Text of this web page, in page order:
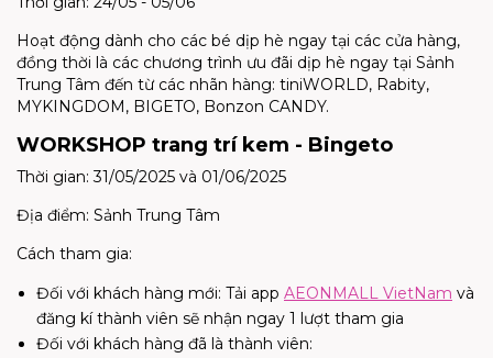
Hoạt động dành cho các bé dịp hè ngay tại các cửa hàng,
đồng thời là các chương trình ưu đãi dịp hè ngay tại Sảnh
Trung Tâm đến từ các nhãn hàng: tiniWORLD, Rabity,
MYKINGDOM, BIGETO, Bonzon CANDY.
WORKSHOP trang trí kem - Bingeto
Thời gian: 31/05/2025 và 01/06/2025
Địa điểm: Sảnh Trung Tâm
Cách tham gia:
Đối với khách hàng mới: Tải app AEONMALL VietNam và
đăng kí thành viên sẽ nhận ngay 1 lượt tham gia
Đối với khách hàng đã là thành viên: